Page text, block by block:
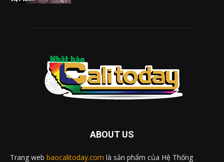
ABOUT US
Trang web baocalitoday.com là sản phẩm của Hệ Thống